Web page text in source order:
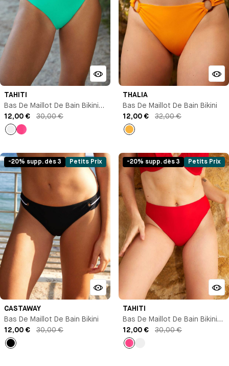
TAHITI
Bas De Maillot De Bain Bikini
Brésilien
12,00 € 30,00 €
Vert
THALIA
Bas De Maillot De Bain Bikini
12,00 €
32,00 €
Jaune
-20% supp. dès 3 Petits Prix
CASTAWAY
Bas De Maillot De Bain Bikini
12,00 €
30,00 €
-20% supp. dès 3 Petits Prix
TAHITI
Bas De Maillot De Bain Bikini
Brésilien
12,00 € 30,00 €